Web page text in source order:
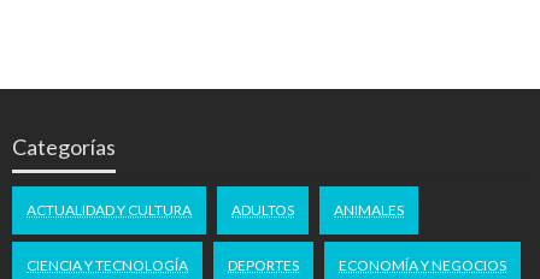
Categorías
ACTUALIDAD Y CULTURA ADULTOS ANIMALES
CIENCIA Y TECNOLOGÍA DEPORTES ECONOMÍA Y NEGOCIOS